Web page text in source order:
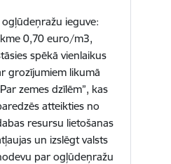
ogļūdeņražu ieguve:
0,70 euro/m3,
spēkā vienlaikus
grozījumiem likumā
zemes dzīlēm”, kas
atteikties no
resursu lietošanas
un izslēgt valsts
par ogļūdeņražu